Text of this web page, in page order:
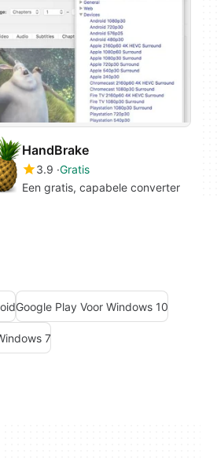
HandBrake
3.9 Gratis
Een gratis, capabele converter
Google Play Voor Windows 10
7